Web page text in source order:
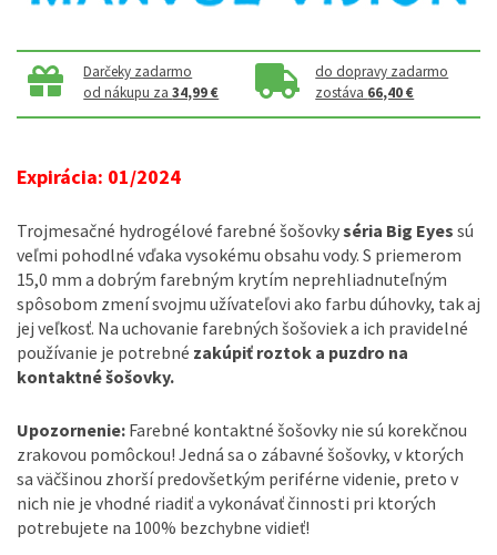
Darčeky zadarmo
od nákupu za34,99 €
do dopravy zadarmo
zostáva 66,40 €
Expirácia: 01/2024
Trojmesačné hydrogélové farebné šošovkyséria Big Eyes sú
veľmi pohodlné vďaka vysokému obsahu vody. S priemerom
15,0 mm a dobrým farebným krytím neprehliadnuteľným
spôsobom zmení svojmu užívateľovi ako farbu dúhovky, tak aj
jej veľkosť. Na uchovanie farebných šošoviek a ich pravidelné
používanie je potrebné zakúpiť roztok a puzdro na
kontaktné šošovky.
Upozornenie: Farebné kontaktné šošovky nie sú korekčnou
zrakovou pomôckou! Jedná sa o zábavné šošovky, v ktorých
sa väčšinou zhorší predovšetkým periférne videnie, preto v
nich nie je vhodné riadiť a vykonávať činnosti pri ktorých
potrebujete na 100% bezchybne vidieť!